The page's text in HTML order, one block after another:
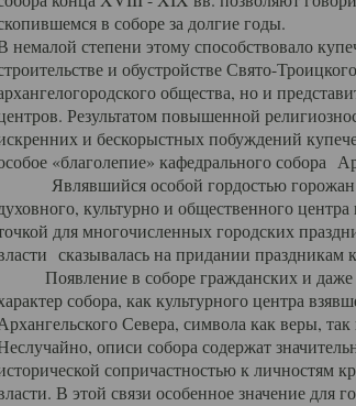
в соборе за долгие годы.
немалой степени этому способствовало
и обустройстве Свято-
общества, но и
Результатом повышенной
и бескорыстных побуждений
«благолепие» кафедрального собора
Являвшийся особой гордостью горожан
культурно и общественного
для многочисленных городских
сказывалась на придании праздникам
Появление в соборе гражданских и даже
собора, как культурного центра
Севера, символа как веры,
описи собора содержат
сопричастностью к личностям
В этой связи особенное значение для